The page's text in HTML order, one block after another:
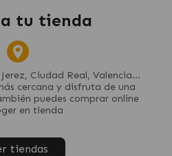
tu tienda
Ciudad Real, Valencia...
cercana y disfruta de una
puedes comprar online
en tienda
tiendas